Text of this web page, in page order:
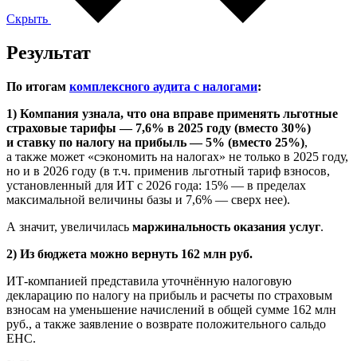
Скрыть
Результат
По итогам комплексного аудита с налогами:
1) Компания узнала, что она вправе применять льготные
страховые тарифы — 7,6% в 2025 году (вместо 30%)
и ставку по налогу на прибыль — 5% (вместо 25%),
а также может «сэкономить на налогах» не только в 2025 году,
но и в 2026 году (в т.ч. применив льготный тариф взносов,
установленный для ИТ с 2026 года: 15% — в пределах
максимальной величины базы и 7,6% — сверх нее).
А значит, увеличилась маржинальность оказания услуг.
2) Из бюджета можно вернуть 162 млн руб.
ИТ-компанией представила уточнённую налоговую
декларацию по налогу на прибыль и расчеты по страховым
взносам на уменьшение начислений в общей сумме 162 млн
руб., а также заявление о возврате положительного сальдо
ЕНС.